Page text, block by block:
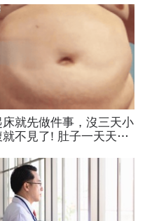
床就先做件事，沒三天小
就不見了! 肚子一天天變